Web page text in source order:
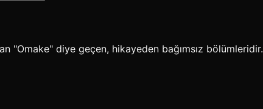
"Omake" diye geçen, hikayeden bağımsız bölümleridir.